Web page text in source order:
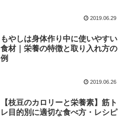
2019.06.29
もやしは身体作り中に使いやすい
食材｜栄養の特徴と取り入れ方の
例
2019.06.26
【枝豆のカロリーと栄養素】筋ト
レ目的別に適切な食べ方・レシピ